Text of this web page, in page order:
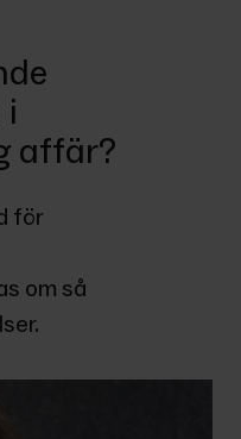
i
affär?
för
om så